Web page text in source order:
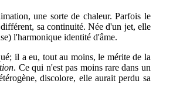
une sorte de chaleur. Parfois le
sa continuité. Née d'un jet, elle
l'harmonique identité d'âme.
il a eu, tout au moins, le mérite de la
. Ce qui n'est pas moins rare dans un
discolore, elle aurait perdu sa